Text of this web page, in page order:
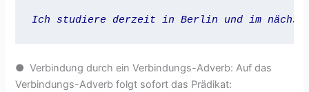
Ich studiere derzeit in Berlin und im
● Verbindung durch ein Verbindungs-Adverb: Auf das
Verbindungs-Adverb folgt sofort das Prädikat: